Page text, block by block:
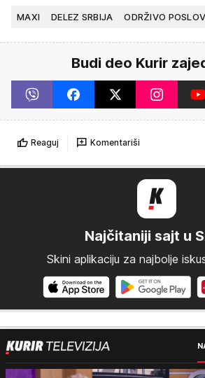
MAXI DELEZ SRBIJA ODRŽIVO
Budi deo Kurir
Reaguj Komentariši
Najčitaniji sajt u
Skini aplikaciju za najbolje